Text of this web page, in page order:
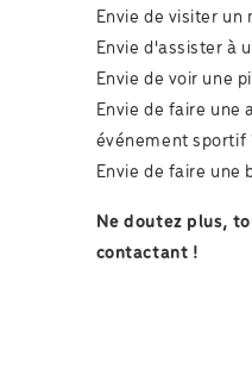
Envie de visiter un
Envie d'assister à
Envie de voir une
Envie de faire une
événement sportif
Envie de faire une
Ne doutez plus,
contactant !